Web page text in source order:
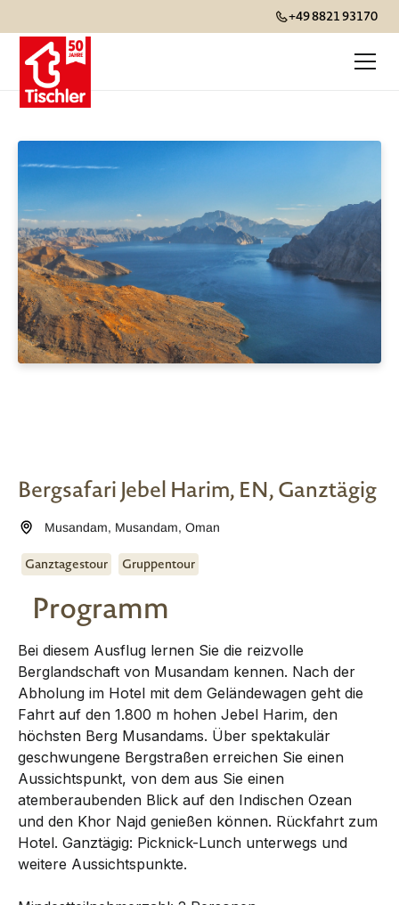
+49 8821 93170
Bergsafari Jebel Harim, EN, Ganztägig
Musandam, Musandam,Oman
Ganztagestour Gruppentour
Programm
Bei diesem Ausflug lernen Sie die reizvolle
Berglandschaft von Musandam kennen. Nach der
Abholung im Hotel mit dem Geländewagen geht die
Fahrt auf den 1.800 m hohen Jebel Harim, den
höchsten Berg Musandams. Über spektakulär
geschwungene Bergstraßen erreichen Sie einen
Aussichtspunkt, von dem aus Sie einen
atemberaubenden Blick auf den Indischen Ozean
und den Khor Najd genießen können. Rückfahrt zum
Hotel. Ganztägig: Picknick-Lunch unterwegs und
weitere Aussichtspunkte.